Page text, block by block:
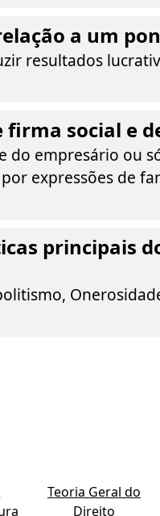
a um
resultados
social e
do empresário ou
expressões de
principais
Teoria Geral do
Direito